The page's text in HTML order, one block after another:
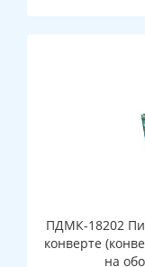
ПДМК-18202
конверте
на